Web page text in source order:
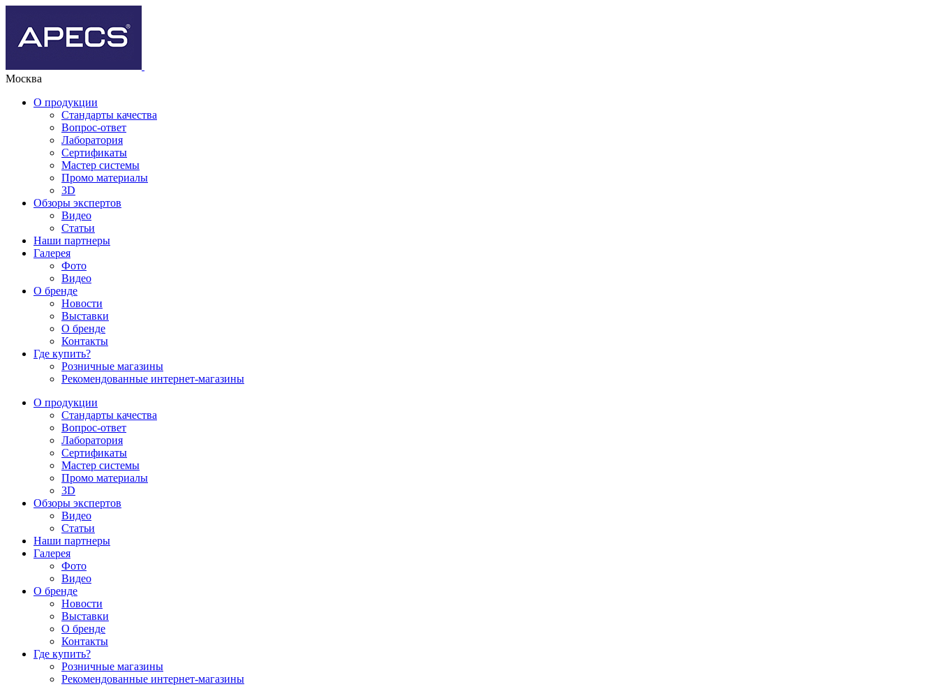
Москва
О продукции
Стандарты качества
Вопрос-ответ
Лаборатория
Сертификаты
Мастер системы
Промо материалы
3D
Обзоры экспертов
Видео
Статьи
Наши партнеры
Галерея
Фото
Видео
О бренде
Новости
Выставки
О бренде
Контакты
Где купить?
Розничные магазины
Рекомендованные интернет-магазины
О продукции
Стандарты качества
Вопрос-ответ
Лаборатория
Сертификаты
Мастер системы
Промо материалы
3D
Обзоры экспертов
Видео
Статьи
Наши партнеры
Галерея
Фото
Видео
О бренде
Новости
Выставки
О бренде
Контакты
Где купить?
Розничные магазины
Рекомендованные интернет-магазины